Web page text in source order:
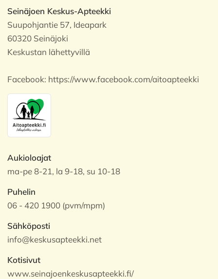
Seinäjoen Keskus-Apteekki
Suupohjantie 57, Ideapark
60320 Seinäjoki
Keskustan lähettyvillä
Facebook: https://www.facebook.com/aitoapteekki
Aukioloajat
ma-pe 8-21, la 9-18, su 10-18
Puhelin
06 - 420 1900 (pvm/mpm)
Sähköposti
info@keskusapteekki.net
Kotisivut
www.seinajoenkeskusapteekki.fi/